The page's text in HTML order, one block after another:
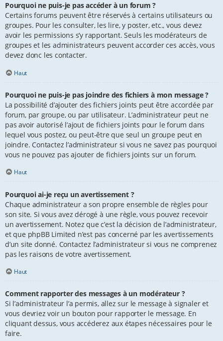
Pourquoi ne puis-je pas accéder à un forum ?
Certains forums peuvent être réservés à certains utilisateurs ou
groupes. Pour les consulter, les lire, y poster, etc., vous devez
avoir les permissions s’y rapportant. Seuls les modérateurs de
groupes et les administrateurs peuvent accorder ces accès, vous
devez donc les contacter.
Haut
Pourquoi ne puis-je pas joindre des fichiers à mon message ?
La possibilité d’ajouter des fichiers joints peut être accordée par
forum, par groupe, ou par utilisateur. L’administrateur peut ne
pas avoir autorisé l’ajout de fichiers joints pour le forum dans
lequel vous postez, ou peut-être que seul un groupe peut en
joindre. Contactez l’administrateur si vous ne savez pas pourquoi
vous ne pouvez pas ajouter de fichiers joints sur un forum.
Haut
Pourquoi ai-je reçu un avertissement ?
Chaque administrateur a son propre ensemble de règles pour
son site. Si vous avez dérogé à une règle, vous pouvez recevoir
un avertissement. Notez que c’est la décision de l’administrateur,
et que phpBB Limited n’est pas concerné par les avertissements
d’un site donné. Contactez l’administrateur si vous ne comprenez
pas les raisons de votre avertissement.
Haut
Comment rapporter des messages à un modérateur ?
Si l’administrateur l’a permis, allez sur le message à signaler et
vous devriez voir un bouton pour rapporter le message. En
cliquant dessus, vous accéderez aux étapes nécessaires pour le
faire.